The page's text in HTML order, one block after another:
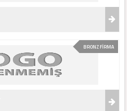
BRONZ FİRMA